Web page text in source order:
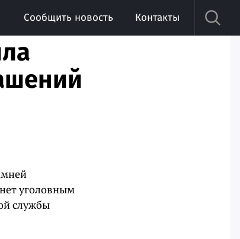
Сообщить новость Контакты
уголовным
службы